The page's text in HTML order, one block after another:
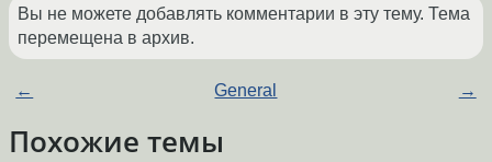
Вы не можете добавлять комментарии в эту тему. Тема
перемещена в архив.
← General →
Похожие темы